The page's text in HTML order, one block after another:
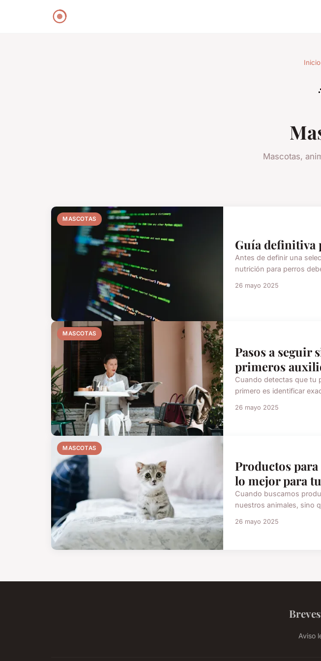
Inicio
Mascotas,
MASCOTAS
Guía definitiva
Antes de definir una
nutrición para perros
26 mayo 2025
MASCOTAS
Pasos a seguir
primeros
Cuando detectas que tu
primero es identificar
26 mayo 2025
MASCOTAS
Productos
lo mejor para
Cuando buscamos
nuestros animales, sino
26 mayo 2025
Aviso